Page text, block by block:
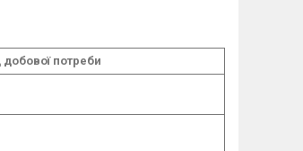
добової потреби